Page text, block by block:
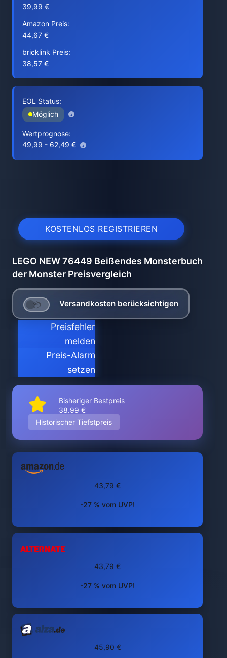
39,99 €
Amazon Preis:
44,67 €
bricklink Preis:
38,57 €
EOL Status:
Möglich
Wertprognose:
49,99 - 62,49 €
KOSTENLOS REGISTRIEREN
LEGO NEW 76449 Beißendes Monsterbuch
der Monster Preisvergleich
Versandkosten berücksichtigen
Preisfehler
melden
Preis-Alarm
setzen
Bisheriger Bestpreis
38.99 €
Historischer Tiefstpreis
43,79 €
-27 % vom UVP!
43,79 €
-27 % vom UVP!
45,90 €